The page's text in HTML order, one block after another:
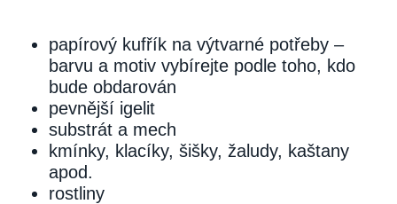
papírový kufřík na výtvarné potřeby –
barvu a motiv vybírejte podle toho, kdo
bude obdarován
pevnější igelit
substrát a mech
kmínky, klacíky, šišky, žaludy, kaštany
apod.
rostliny